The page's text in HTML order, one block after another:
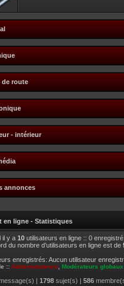
de route
- intérieur
annonces
en ligne - Statistiques
il y a 10 utilisateurs en ligne :: 0
du nombre d’utilisateurs en ligne est de
enregistrés: Aucun utilisateur
:: Administrateurs Modérateurs globaux
| 1798 sujet(s) | 586